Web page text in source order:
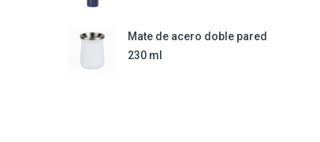
Mate de acero doble pared
230 ml